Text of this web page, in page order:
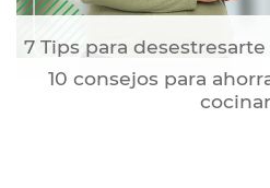
7 Tips para
10 consejos para